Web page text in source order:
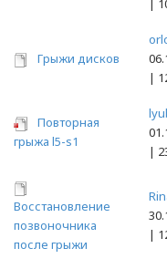
|
Грыжи дисков
|
Повторная
грыжа l5-s1
|
Восстановление
позвоночника
после грыжи
|